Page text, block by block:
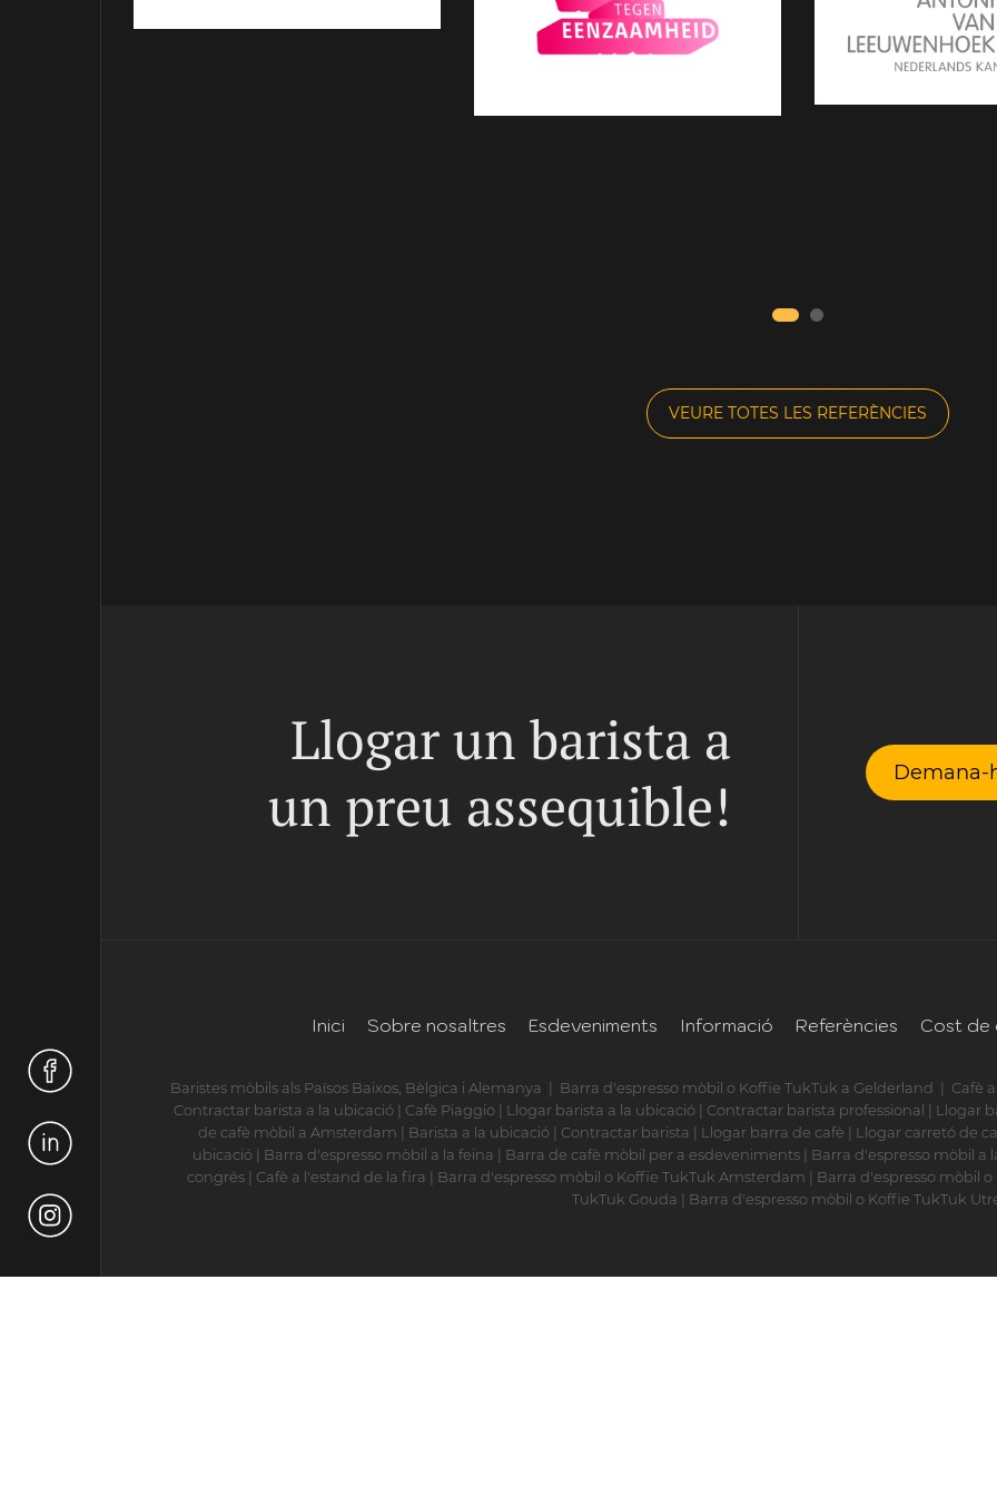
VEURE TOTES LES REFERÈNCIES
Llogar un barista a
un preu assequible!
Demana-
Inici Sobre nosaltres Esdeveniments Informació Referències Cost de
Baristes mòbils als Països Baixos, Bèlgica i Alemanya | Barra d'espresso mòbil o Koffie TukTuk a Gelderland | Cafè
Contractar barista a la ubicació| Cafè Piaggio| Llogar barista a la ubicació| Contractar barista professional | Llogar
de cafè mòbil a Amsterdam | Barista a la ubicació | Contractar barista | Llogar barra de cafè | Llogar carretó de
ubicació | Barra d'espresso mòbil a la feina | Barra de cafè mòbil per a esdeveniments | Barra d'espresso mòbil a
congrés| Cafè a l'estand de la fira | Barra d'espresso mòbil o Koffie TukTuk Amsterdam | Barra d'espresso mòbil
TukTuk Gouda | Barra d'espresso mòbil o Koffie TukTuk